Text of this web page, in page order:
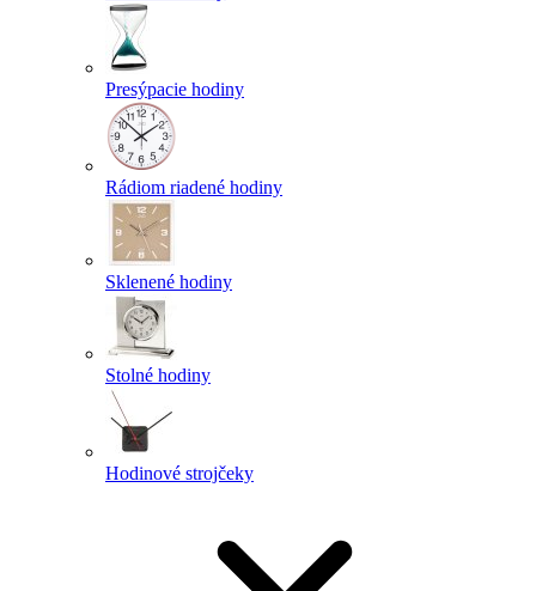
Presýpacie hodiny
Rádiom riadené hodiny
Sklenené hodiny
Stolné hodiny
Hodinové strojčeky